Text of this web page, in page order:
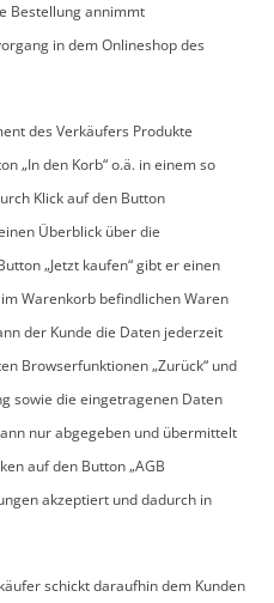
Bestellung annimmt
in dem Onlineshop des
des Verkäufers Produkte
„In den Korb“ o.ä. in einem so
Klick auf den Button
Überblick über die
„Jetzt kaufen“ gibt er einen
Warenkorb befindlichen Waren
der Kunde die Daten jederzeit
Browserfunktionen „Zurück“ und
sowie die eingetragenen Daten
nur abgegeben und übermittelt
auf den Button „AGB
akzeptiert und dadurch in
schickt daraufhin dem Kunden